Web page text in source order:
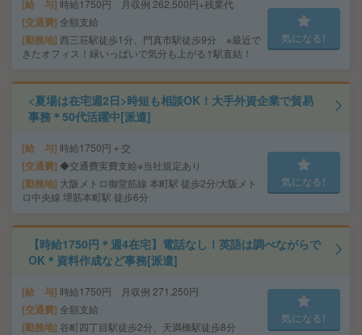
給 与 時給1750円 月収例 262,500円+残業代
交通費 全額支給
勤務地 西三荘駅徒歩1分、門真市駅徒歩9分 ※最近で
きたオフィス！緑いっぱいで気分も上がる↑駅直結！
気になる!
<夏場は在宅週2日>時短も相談OK！大手外資企業で貿易
事務＊50代活躍中[派遣]
給 与 時給1750円＋交
交通費 ◆交通費実費支給※当社規定あり
勤務地 大阪メトロ御堂筋線 本町駅 徒歩2分/大阪メト
ロ中央線 堺筋本町駅 徒歩6分
気になる!
【時給1750円＊週4在宅】電話なし！英語は調べながらで
OK＊資料作成など事務[派遣]
給 与 時給1750円 月収例 271,250円
交通費 全額支給
勤務地 谷町四丁目駅徒歩2分、天満橋駅徒歩8分
気になる!